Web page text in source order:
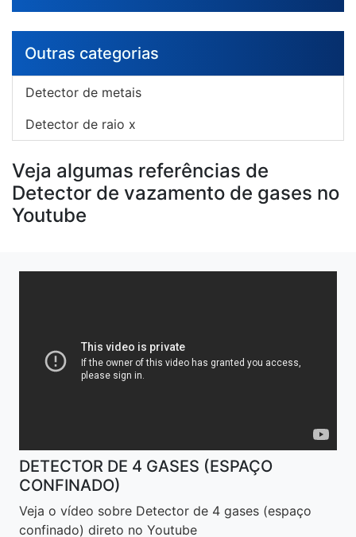
Outras categorias
Detector de metais
Detector de raio x
Veja algumas referências de
Detector de vazamento de gases no
Youtube
DETECTOR DE 4 GASES (ESPAÇO
CONFINADO)
Veja o vídeo sobre Detector de 4 gases (espaço
confinado) direto no Youtube